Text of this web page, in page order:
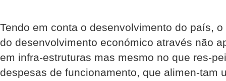
Tendo em conta o desenvolvimento do país,
do desenvolvimento económico através não
em infra-estruturas mas mesmo no que res-
despesas de funcionamento, que alimen-tam